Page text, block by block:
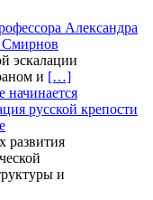
Александра
эскалации
и […]
русской крепости
развития
и